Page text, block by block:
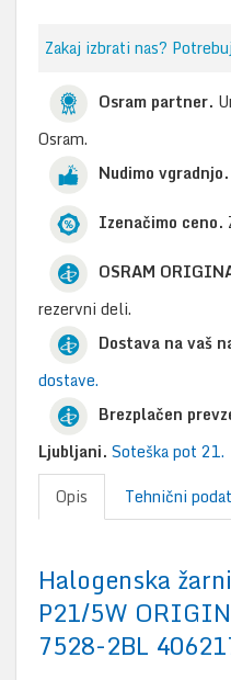
Zakaj izbrati nas?
Osram partner.
Osram.
Nudimo vgradnjo.
Izenačimo ceno.
OSRAM
rezervni deli.
Dostava na vaš
dostave.
Brezplačen
Ljubljani. Soteška pot 21.
Opis
Tehnični
Halogenska
P21/5W
7528-2BL